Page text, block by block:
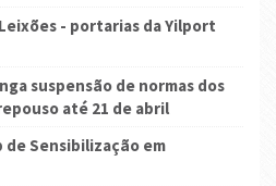
- portarias da Yilport
suspensão de normas dos
até 21 de abril
de Sensibilização em